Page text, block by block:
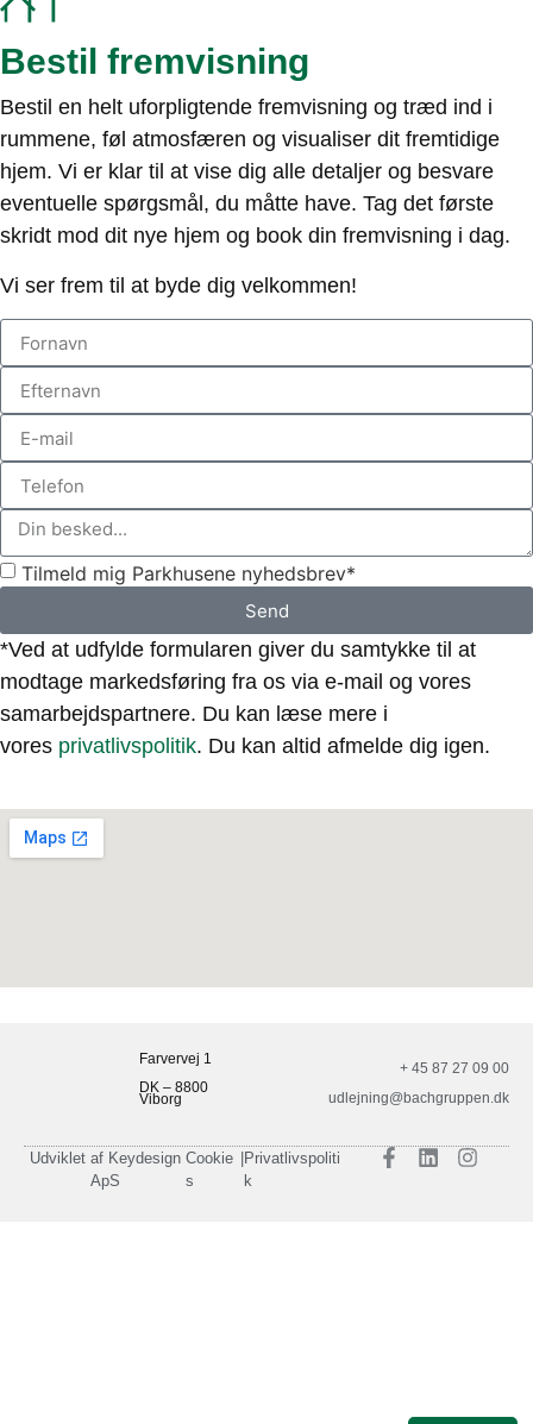
Bestil fremvisning
Bestil en helt uforpligtende fremvisning og træd ind i
rummene, føl atmosfæren og visualiser dit fremtidige
hjem. Vi er klar til at vise dig alle detaljer og besvare
eventuelle spørgsmål, du måtte have. Tag det første
skridt mod dit nye hjem og book din fremvisning i dag.
Vi ser frem til at byde dig velkommen!
Tilmeld mig Parkhusene nyhedsbrev*
Send
*Ved at udfylde formularen giver du samtykke til at
modtage markedsføring fra os via e-mail og vores
samarbejdspartnere. Du kan læse mere i
vores privatlivspolitik. Du kan altid afmelde dig igen.
Farvervej 1
DK – 8800
Viborg
+ 45 87 27 09 00
udlejning@bachgruppen.dk
Udviklet af Keydesign
ApS
Cookie
s
Privatlivspoliti
k